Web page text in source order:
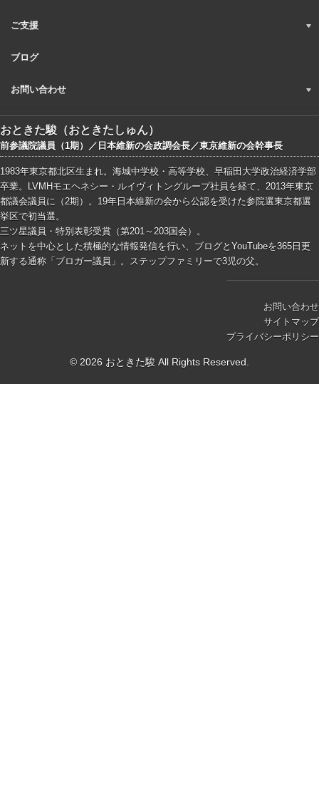
ご支援
ブログ
お問い合わせ
おときた駿（おときたしゅん）
前参議院議員（1期）／日本維新の会政調会長／東京維新の会幹事長
1983年東京都北区生まれ。海城中学校・高等学校、早稲田大学政治経済学部
卒業。LVMHモエヘネシー・ルイヴィトングループ社員を経て、2013年東京
都議会議員に（2期）。19年日本維新の会から公認を受けた参院選東京都選
挙区で初当選。
三ツ星議員・特別表彰受賞（第201～203国会）。
ネットを中心とした積極的な情報発信を行い、ブログとYouTubeを365日更
新する通称「ブロガー議員」。ステップファミリーで3児の父。
お問い合わせ
サイトマップ
プライバシーポリシー
© 2026 おときた駿 All Rights Reserved.